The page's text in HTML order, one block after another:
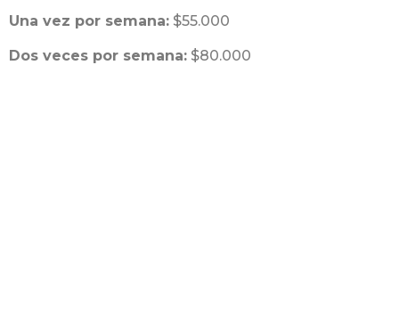
Una vez por semana: $55.000
Dos veces por semana: $80.000